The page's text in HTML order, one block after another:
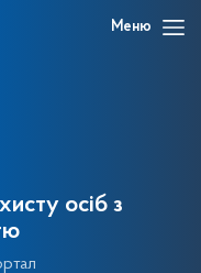
Меню
осіб з